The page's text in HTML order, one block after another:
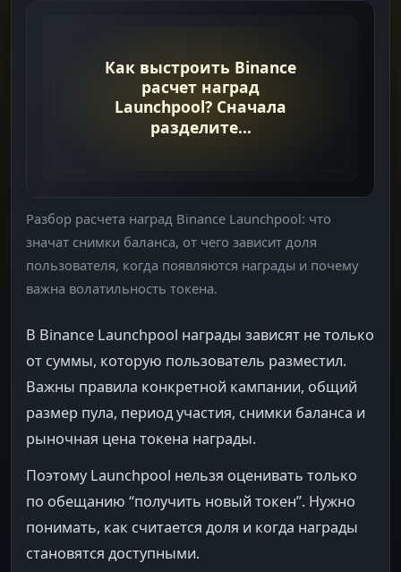
Почему Важна Волатильность Токена
Что Проверить После Начисления
Разбор расчета наград Binance Launchpool: что
значат снимки баланса, от чего зависит доля
пользователя, когда появляются награды и почему
важна волатильность токена.
В Binance Launchpool награды зависят не только
от суммы, которую пользователь разместил.
Важны правила конкретной кампании, общий
размер пула, период участия, снимки баланса и
рыночная цена токена награды.
Поэтому Launchpool нельзя оценивать только
по обещанию “получить новый токен”. Нужно
понимать, как считается доля и когда награды
становятся доступными.